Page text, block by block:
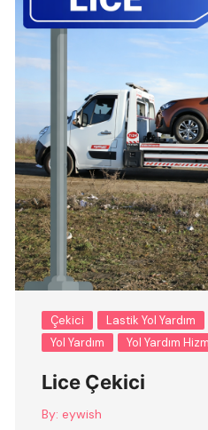
Çekici Lastik Yol Yardım
Yol Yardım
Yol Yardım
Lice Çekici
By: eywish